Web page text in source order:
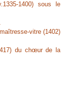
1400) sous le
vitre (1402)
du chœur de la